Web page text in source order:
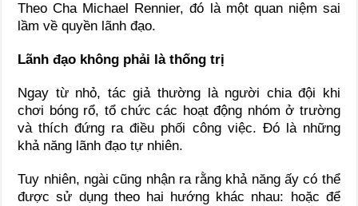
Theo Cha Michael Rennier, đó là một quan niệm sai
lầm về quyền lãnh đạo.
Lãnh đạo không phải là thống trị
Ngay từ nhỏ, tác giả thường là người chia đội khi
chơi bóng rổ, tổ chức các hoạt động nhóm ở trường
và thích đứng ra điều phối công việc. Đó là những
khả năng lãnh đạo tự nhiên.
Tuy nhiên, ngài cũng nhận ra rằng khả năng ấy có thể
được sử dụng theo hai hướng khác nhau: hoặc để